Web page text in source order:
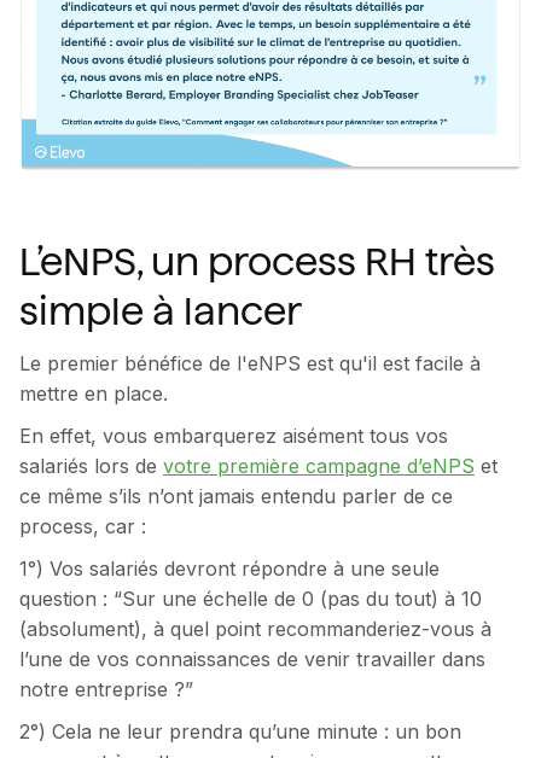
L’eNPS, un process RH très
simple à lancer
Le premier bénéfice de l'eNPS est qu'il est facile à
mettre en place.
En effet, vous embarquerez aisément tous vos
salariés lors de votre première campagne d’eNPS et
ce même s’ils n’ont jamais entendu parler de ce
process, car :
1°) Vos salariés devront répondre à une seule
question : “Sur une échelle de 0 (pas du tout) à 10
(absolument), à quel point recommanderiez-vous à
l’une de vos connaissances de venir travailler dans
notre entreprise ?”
2°) Cela ne leur prendra qu’une minute : un bon